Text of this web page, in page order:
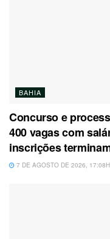
BAHIA
Concurso e
400 vagas com
inscrições
7 DE AGOSTO DE 2026, 17:08H